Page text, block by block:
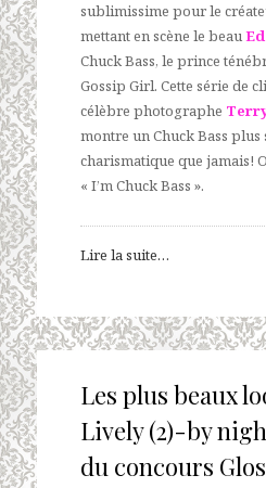
sublimissime pour le
mettant en scène le beau
Chuck Bass, le prince
Gossip Girl. Cette série de
célèbre photographe
montre un Chuck Bass plus
charismatique que jamais!
« I’m Chuck Bass ».
Lire la suite…
Les plus beaux
Lively (2)-by
du concours